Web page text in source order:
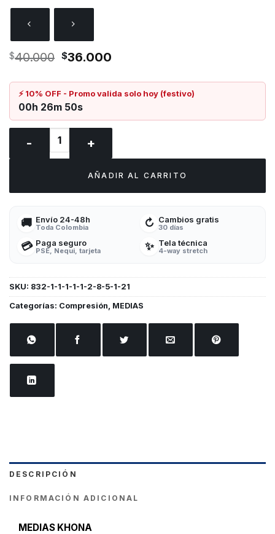
$40.000 El
original
era:
$40.000.
$36.000
actual
es:
⚡ 10% OFF - Promo valida solo hoy (festivo)
00h 26m 50s
MEDIAS De Compresión CANNABIS cantidad
AÑADIR AL CARRITO
🚚 Envío 24-48h
Toda Colombia ↻ Cambios gratis
30 días
💳 Paga seguro
PSE, Nequi, tarjeta ✨ Tela técnica
4-way stretch
SKU: 832-1-1-1-1-1-2-8-5-1-21
Categorías: Compresión, MEDIAS
DESCRIPCIÓN
INFORMACIÓN ADICIONAL
MEDIAS KHONA